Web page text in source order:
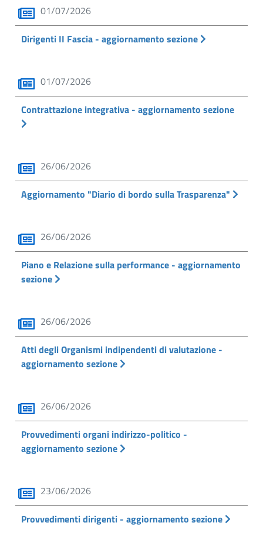
01/07/2026
Dirigenti II Fascia - aggiornamento sezione
01/07/2026
Contrattazione integrativa - aggiornamento sezione
26/06/2026
Aggiornamento "Diario di bordo sulla Trasparenza"
26/06/2026
Piano e Relazione sulla performance - aggiornamento
sezione
26/06/2026
Atti degli Organismi indipendenti di valutazione -
aggiornamento sezione
26/06/2026
Provvedimenti organi indirizzo-politico -
aggiornamento sezione
23/06/2026
Provvedimenti dirigenti - aggiornamento sezione